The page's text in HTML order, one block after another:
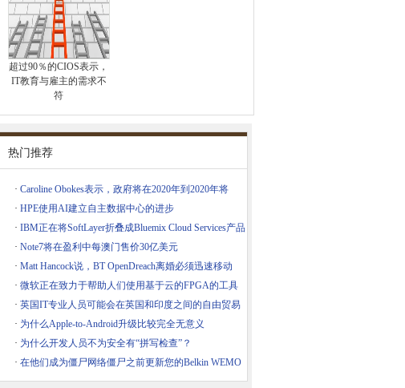
超过90％的CIOS表示，
IT教育与雇主的需求不
符
热门推荐
· Caroline Obokes表示，政府将在2020年到2020年将
· HPE使用AI建立自主数据中心的进步
· IBM正在将SoftLayer折叠成Bluemix Cloud Services产品
组合
· Note7将在盈利中每澳门售价30亿美元
· Matt Hancock说，BT OpenDreach离婚必须迅速移动
· 微软正在致力于帮助人们使用基于云的FPGA的工具
· 英国IT专业人员可能会在英国和印度之间的自由贸易
· 为什么Apple-to-Android升级比较完全无意义
· 为什么开发人员不为安全有“拼写检查”？
· 在他们成为僵尸网络僵尸之前更新您的Belkin WEMO
设备